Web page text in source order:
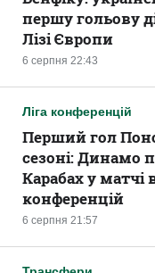
6 серпня 22:43
першу гольову
Лізі Європи
Ліга конференцій
6 серпня 21:57
Перший гол
сезоні: Динамо
Карабах у матчі
конференцій